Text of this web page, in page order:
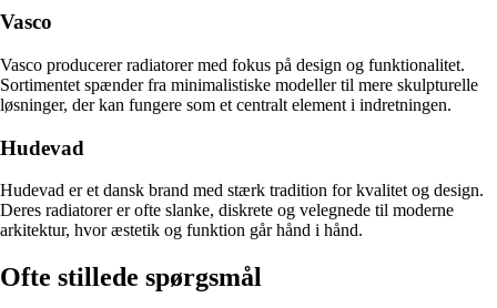
Vasco
Vasco producerer radiatorer med fokus på design og funktionalitet.
Sortimentet spænder fra minimalistiske modeller til mere skulpturelle
løsninger, der kan fungere som et centralt element i indretningen.
Hudevad
Hudevad er et dansk brand med stærk tradition for kvalitet og design.
Deres radiatorer er ofte slanke, diskrete og velegnede til moderne
arkitektur, hvor æstetik og funktion går hånd i hånd.
Ofte stillede spørgsmål